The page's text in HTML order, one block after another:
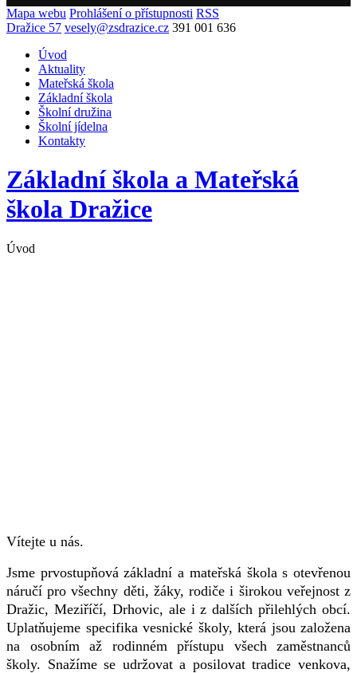
Mapa webu Prohlášení o přístupnosti RSS
Dražice 57 vesely@zsdrazice.cz 391 001 636
Úvod
Aktuality
Mateřská škola
Základní škola
Školní družina
Školní jídelna
Kontakty
Základní škola a Mateřská
škola Dražice
Úvod
Vítejte u nás.
Jsme prvostupňová základní a mateřská škola s otevřenou
náručí pro všechny děti, žáky, rodiče i širokou veřejnost z
Dražic, Meziříčí, Drhovic, ale i z dalších přilehlých obcí.
Uplatňujeme specifika vesnické školy, která jsou založena
na osobním až rodinném přístupu všech zaměstnanců
školy. Snažíme se udržovat a posilovat tradice venkova,